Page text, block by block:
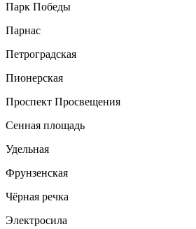
Парк Победы
Парнас
Петроградская
Пионерская
Проспект Просвещения
Сенная площадь
Удельная
Фрунзенская
Чёрная речка
Электросила